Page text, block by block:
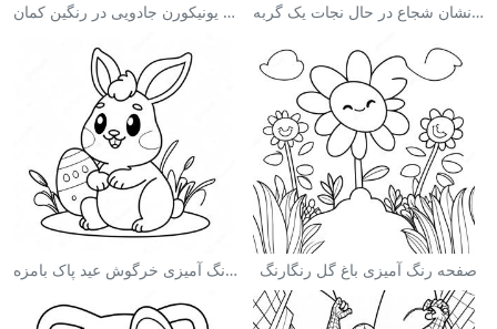
صفحه رنگ آمیزی یونیکورن جادویی در رنگین کمان صفحه رنگ آمیزی آتش‌نشان شجاع در حال نجات یک گربه
صفحه رنگ آمیزی خرگوش عید پاک بامزه صفحه رنگ آمیزی باغ گل رنگارنگ